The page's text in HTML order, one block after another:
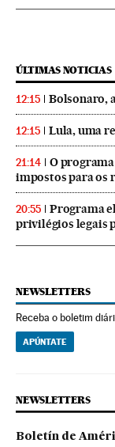
ÚLTIMAS NOTICIAS
12:15 Bolsonaro,
12:15 Lula, uma
21:14
O
impostos para os
20:55
Programa
privilégios legais
NEWSLETTERS
Receba o boletim
APÚNTATE
NEWSLETTERS
Boletín de